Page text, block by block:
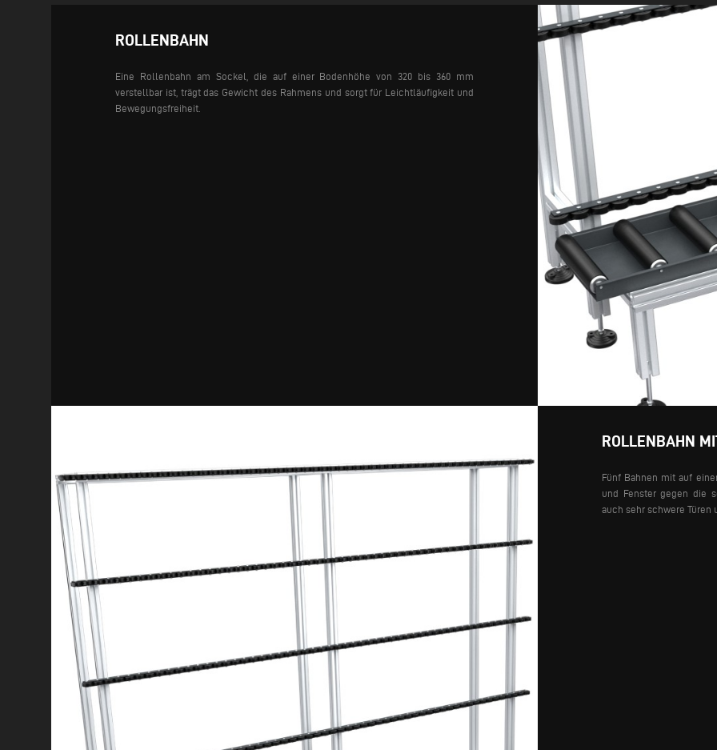
ROLLENBAHN
Eine Rollenbahn am Sockel, die auf einer Bodenhöhe von 320 bis 360 mm
verstellbar ist, trägt das Gewicht des Rahmens und sorgt für Leichtläufigkeit und
Bewegungsfreiheit.
ROLLENBAHN
Fünf Bahnen mit auf
und Fenster gegen die
auch sehr schwere Türen